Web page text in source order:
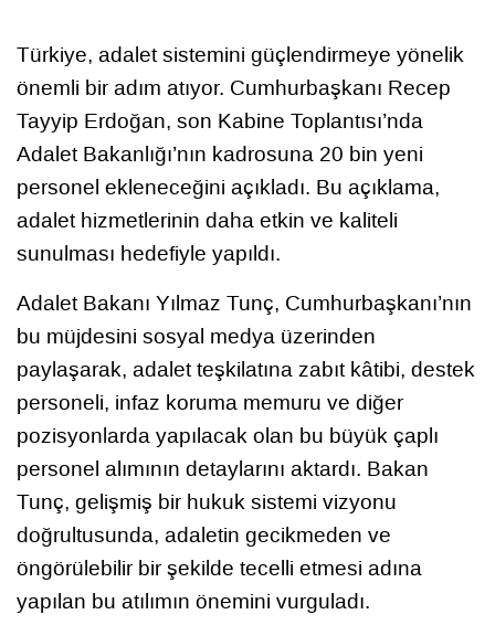
Türkiye, adalet sistemini güçlendirmeye yönelik
önemli bir adım atıyor. Cumhurbaşkanı Recep
Tayyip Erdoğan, son Kabine Toplantısı’nda
Adalet Bakanlığı’nın kadrosuna 20 bin yeni
personel ekleneceğini açıkladı. Bu açıklama,
adalet hizmetlerinin daha etkin ve kaliteli
sunulması hedefiyle yapıldı.
Adalet Bakanı Yılmaz Tunç, Cumhurbaşkanı’nın
bu müjdesini sosyal medya üzerinden
paylaşarak, adalet teşkilatına zabıt kâtibi, destek
personeli, infaz koruma memuru ve diğer
pozisyonlarda yapılacak olan bu büyük çaplı
personel alımının detaylarını aktardı. Bakan
Tunç, gelişmiş bir hukuk sistemi vizyonu
doğrultusunda, adaletin gecikmeden ve
öngörülebilir bir şekilde tecelli etmesi adına
yapılan bu atılımın önemini vurguladı.